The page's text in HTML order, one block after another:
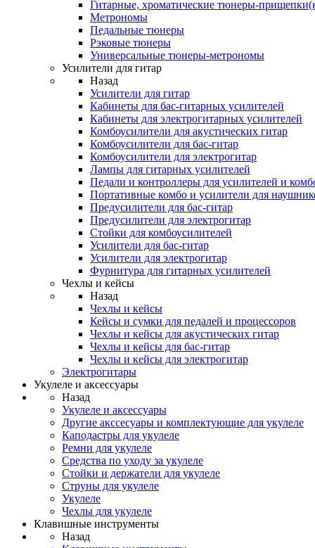
Гитарные, хроматические тюнеры-
Метрономы
Педальные тюнеры
Рэковые тюнеры
Универсальные тюнеры-метрономы
Усилители для гитар
Назад
Усилители для гитар
Кабинеты для бас-гитарных усилителей
Кабинеты для электрогитарных усилителей
Комбоусилители для акустических гитар
Комбоусилители для бас-гитар
Комбоусилители для электрогитар
Лампы для гитарных усилителей
Педали и контроллеры для усилителей и
Портативные комбо и усилители для
Предусилители для бас-гитар
Предусилители для электрогитар
Стойки для комбоусилителей
Усилители для бас-гитар
Усилители для электрогитар
Фурнитура для гитарных усилителей
Чехлы и кейсы
Назад
Чехлы и кейсы
Кейсы и сумки для педалей и процессоров
Чехлы и кейсы для акустических гитар
Чехлы и кейсы для бас-гитар
Чехлы и кейсы для электрогитар
Электрогитары
Укулеле и аксессуары
Назад
Укулеле и аксессуары
Другие акссесуары и комплектующие для укулеле
Каподастры для укулеле
Ремни для укулеле
Средства по уходу за укулеле
Стойки и держатели для укулеле
Струны для укулеле
Укулеле
Чехлы для укулеле
Клавишные инструменты
Назад